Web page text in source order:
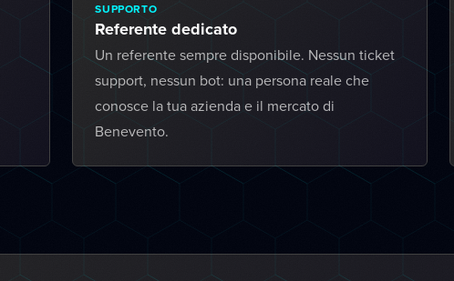
SUPPORTO
Referente dedicato
Un referente sempre disponibile. Nessun ticket
support, nessun bot: una persona reale che
conosce la tua azienda e il mercato di
Benevento.